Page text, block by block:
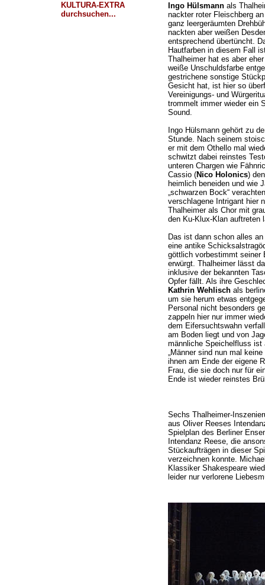
KULTURA-EXTRA
durchsuchen...
Ingo Hülsmannals
nackter roter Fleischberg
ganz leergeräumten
nackten aber weißen
entsprechend übertüncht.
Hautfarben in diesem Fall
Thalheimer hat es aber
weiße Unschuldsfarbe
gestrichene sonstige
Gesicht hat, ist hier so
Vereinigungs- und
trommelt immer wieder ein
Sound.
Ingo Hülsmann gehört zu
Stunde. Nach seinem
er mit dem Othello mal
schwitzt dabei reinstes
unteren Chargen wie
Cassio (Nico Holonics)
heimlich beneiden und wie
„schwarzen Bock“
verschlagene Intrigant hier
Thalheimer als Chor mit
den Ku-Klux-Klan auftreten
Das ist dann schon alles
eine antike
göttlich vorbestimmt seiner
erwürgt. Thalheimer lässt
inklusive der bekannten
Opfer fällt. Als ihre
Kathrin Wehlischals
um sie herum etwas
Personal nicht besonders
zappeln hier nur immer
dem Eifersuchtswahn
am Boden liegt und von
männliche Speichelfluss ist
„Männer sind nun mal
ihnen am Ende der eigene
Frau, die sie doch nur für
Ende ist wieder reinstes
Sechs Thalheimer-
aus Oliver Reeses
Spielplan des Berliner
Intendanz Reese, die
Stückaufträgen in dieser
verzeichnen konnte.
Klassiker Shakespeare
leider nur verlorene